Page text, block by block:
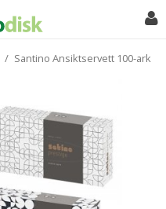
/ Santino Ansiktservett 100-ark